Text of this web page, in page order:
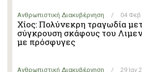
Ανθρωπιστική Διακυβέρνηση / 04 Φεβ
Χίος: Πολύνεκρη τραγωδία
σύγκρουση σκάφους του
με πρόσφυγες
Ανθρωπιστική Διακυβέρνηση / 29 Ιαν